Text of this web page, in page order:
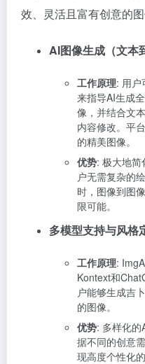
效、灵活且富有创意的
AI图像生成（文本
工作原理: 用户
来指导AI生成
像，并结合文
内容修改。平
的精美图像。
优势: 极大地简
户无需复杂的
时，图像到图
限可能。
多模型支持与风格
工作原理:
Kontext和
户能够生成吉
的图像。
优势: 多样化的
据不同的创意
现高度个性化